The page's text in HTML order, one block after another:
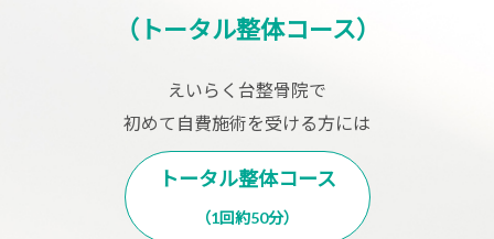
（トータル整体コース）
えいらく台整骨院で
初めて自費施術を受ける方には
トータル整体コース
（1回約50分）